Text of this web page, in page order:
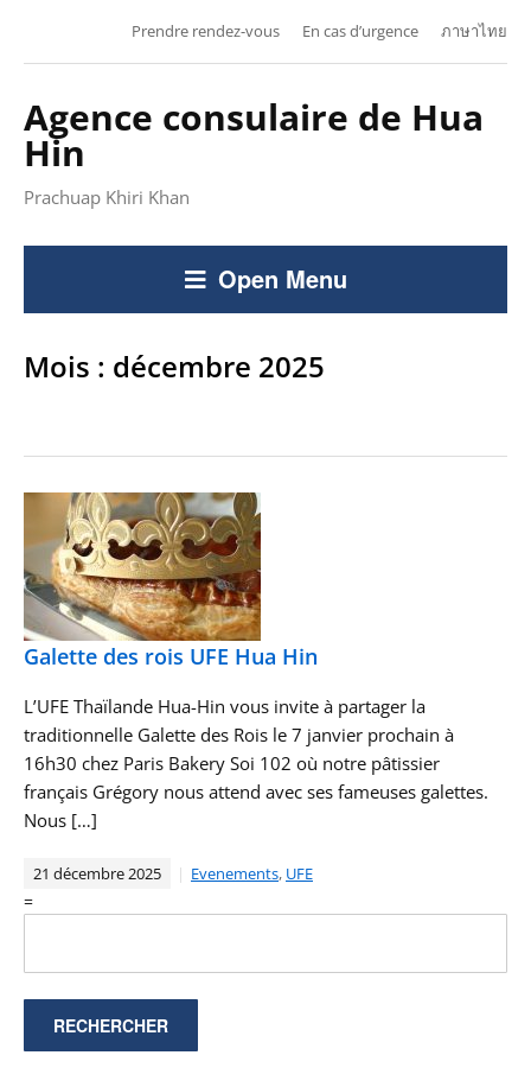
Prendre rendez-vous En cas d’urgence ภาษาไทย
Agence consulaire de Hua
Hin
Prachuap Khiri Khan
Open Menu
Mois : décembre 2025
Galette des rois UFE Hua Hin
L’UFE Thaïlande Hua-Hin vous invite à partager la
traditionnelle Galette des Rois le 7 janvier prochain à
16h30 chez Paris Bakery Soi 102 où notre pâtissier
français Grégory nous attend avec ses fameuses galettes.
Nous […]
21 décembre 2025 Evenements, UFE
=